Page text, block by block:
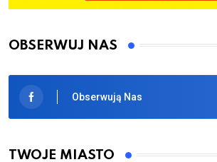
OBSERWUJ NAS
Obserwują Nas
TWOJE MIASTO